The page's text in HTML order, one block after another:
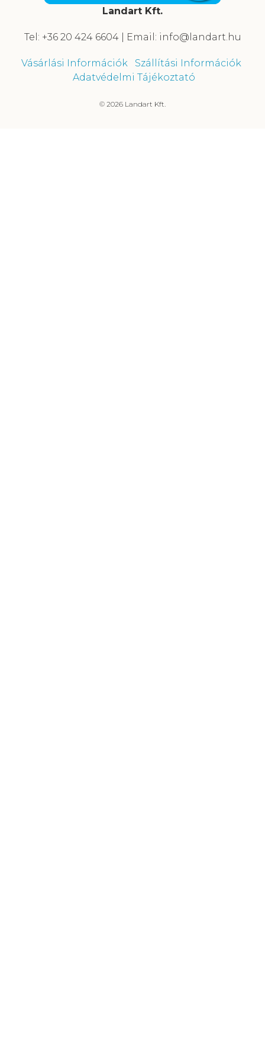
Landart Kft.
Tel: +36 20 424 6604 | Email: info@landart.hu
Vásárlási Információk
Szállítási Információk
Adatvédelmi Tájékoztató
© 2026 Landart Kft.